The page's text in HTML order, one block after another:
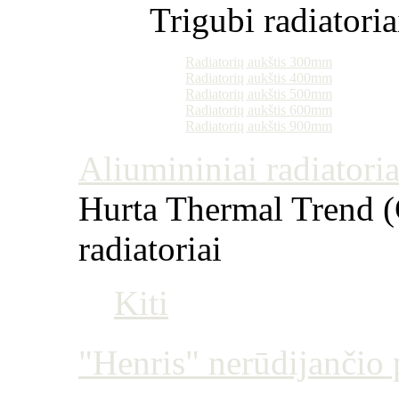
Trigubi
Radiatorių aukštis 300mm
Radiatorių aukštis 400mm
Radiatorių aukštis 500mm
Radiatorių aukštis 600mm
Radiatorių aukštis 900mm
Aliumininiai
Hurta Thermal Trend
radiatoriai
Kiti
"Henris" nerūdijančio